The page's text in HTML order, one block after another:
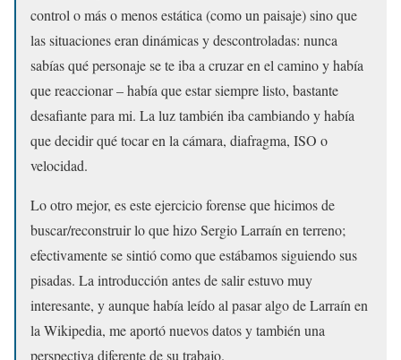
control o más o menos estática (como un paisaje) sino que
las situaciones eran dinámicas y descontroladas: nunca
sabías qué personaje se te iba a cruzar en el camino y había
que reaccionar – había que estar siempre listo, bastante
desafiante para mi. La luz también iba cambiando y había
que decidir qué tocar en la cámara, diafragma, ISO o
velocidad.
Lo otro mejor, es este ejercicio forense que hicimos de
buscar/reconstruir lo que hizo Sergio Larraín en terreno;
efectivamente se sintió como que estábamos siguiendo sus
pisadas. La introducción antes de salir estuvo muy
interesante, y aunque había leído al pasar algo de Larraín en
la Wikipedia, me aportó nuevos datos y también una
perspectiva diferente de su trabajo.